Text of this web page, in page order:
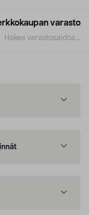
varasto
Hakee varastosaldoa...